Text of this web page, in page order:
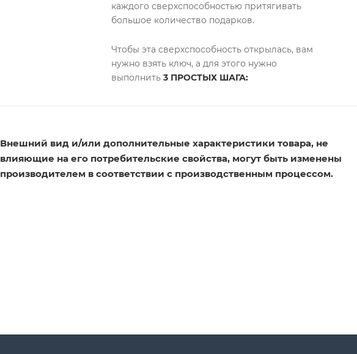
каждого сверхспособностью притягивать
большое количество подарков.
Чтобы эта сверхспособность открылась, вам
нужно взять ключ, а для этого нужно
выполнить3 ПРОСТЫХ ШАГА:
Внешний вид и/или дополнительные характеристики товара, не
влияющие на его потребительские свойства, могут быть изменены
производителем в соответствии с производственным процессом.